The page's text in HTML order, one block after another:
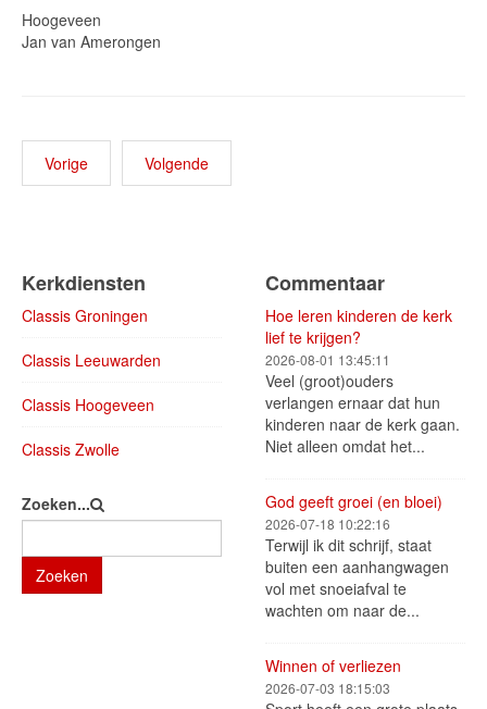
Hoogeveen
Jan van Amerongen
Vorige Volgende
Kerkdiensten
Classis Groningen
Classis Leeuwarden
Classis Hoogeveen
Classis Zwolle
Zoeken...
Zoeken
Commentaar
Hoe leren kinderen de kerk
lief te krijgen?
2026-08-01 13:45:11
Veel (groot)ouders
verlangen ernaar dat hun
kinderen naar de kerk gaan.
Niet alleen omdat het...
God geeft groei (en bloei)
2026-07-18 10:22:16
Terwijl ik dit schrijf, staat
buiten een aanhangwagen
vol met snoeiafval te
wachten om naar de...
Winnen of verliezen
2026-07-03 18:15:03